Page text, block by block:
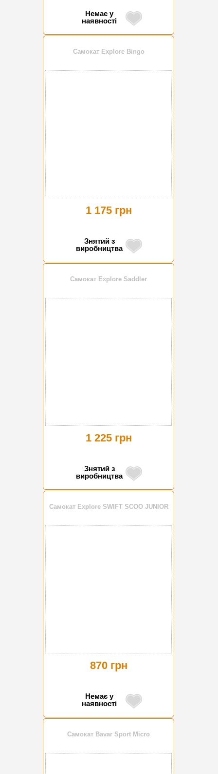
Немає у
наявності
Самокат Explore Bingo
1 175 грн
Знятий з
виробництва
Самокат Explore Saddler
1 225 грн
Знятий з
виробництва
Самокат Explore SWIFT SCOO JUNIOR
870 грн
Немає у
наявності
Самокат Bavar Sport Micro